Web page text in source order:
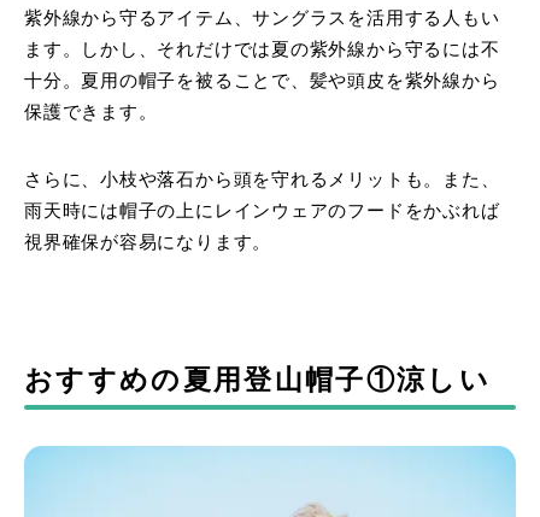
紫外線から守るアイテム、サングラスを活用する人もい
ます。しかし、それだけでは夏の紫外線から守るには不
十分。夏用の帽子を被ることで、髪や頭皮を紫外線から
保護できます。
さらに、小枝や落石から頭を守れるメリットも。また、
雨天時には帽子の上にレインウェアのフードをかぶれば
視界確保が容易になります。
おすすめの夏用登山帽子①涼しい